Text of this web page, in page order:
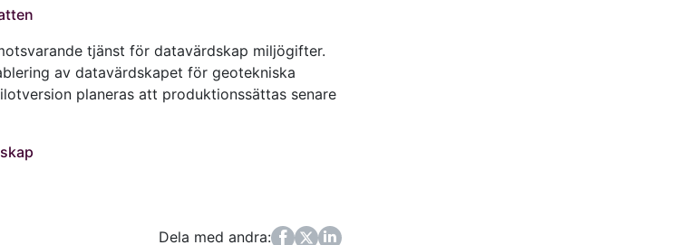
tjänst för datavärdskap miljögifter.
av datavärdskapet för geotekniska
planeras att produktionssättas senare
Dela med andra:
FacebookTwitter
LinkedIn